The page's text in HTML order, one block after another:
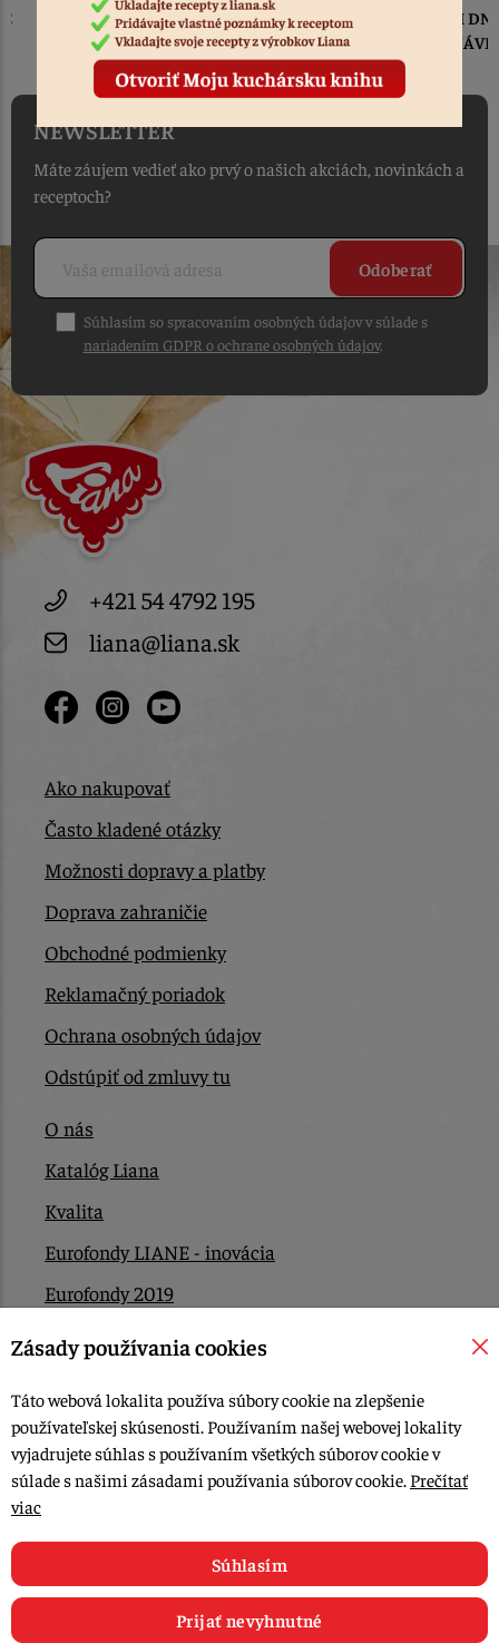
DO 1-2 PRACOVNÝCH DNÍ
OD PRIJATIA OBJEDNÁVKY
NEWSLETTER
Máte záujem vedieť ako prvý o našich akciách, novinkách a
receptoch?
Odoberať
Súhlasím so spracovaním osobných údajov v súlade s
nariadením GDPR o ochrane osobných údajov.
+421 54 4792 195
liana@liana.sk
Ako nakupovať
Často kladené otázky
Možnosti dopravy a platby
Doprava zahraničie
Obchodné podmienky
Reklamačný poriadok
Ochrana osobných údajov
Odstúpiť od zmluvy tu
O nás
Katalóg Liana
Kvalita
Eurofondy LIANE - inovácia
Eurofondy 2019
Eurofondy 2022/2023
Kontakt
© 2015-2026, LIANA GOLIAŠ s.r.o. všetky práva vyhradené.
Upraviť nastavenia Cookies
Zásady používania cookies
Táto webová lokalita používa súbory cookie na zlepšenie
používateľskej skúsenosti. Používaním našej webovej lokality
vyjadrujete súhlas s používaním všetkých súborov cookie v
súlade s našimi zásadami používania súborov cookie. Prečítať
viac
Súhlasím
Prijať nevyhnutné